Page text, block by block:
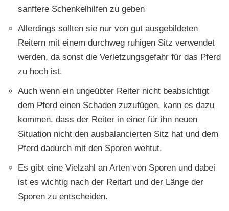
sanftere Schenkelhilfen zu geben
Allerdings sollten sie nur von gut ausgebildeten
Reitern mit einem durchweg ruhigen Sitz verwendet
werden, da sonst die Verletzungsgefahr für das Pferd
zu hoch ist.
Auch wenn ein ungeübter Reiter nicht beabsichtigt
dem Pferd einen Schaden zuzufügen, kann es dazu
kommen, dass der Reiter in einer für ihn neuen
Situation nicht den ausbalancierten Sitz hat und dem
Pferd dadurch mit den Sporen wehtut.
Es gibt eine Vielzahl an Arten von Sporen und dabei
ist es wichtig nach der Reitart und der Länge der
Sporen zu entscheiden.